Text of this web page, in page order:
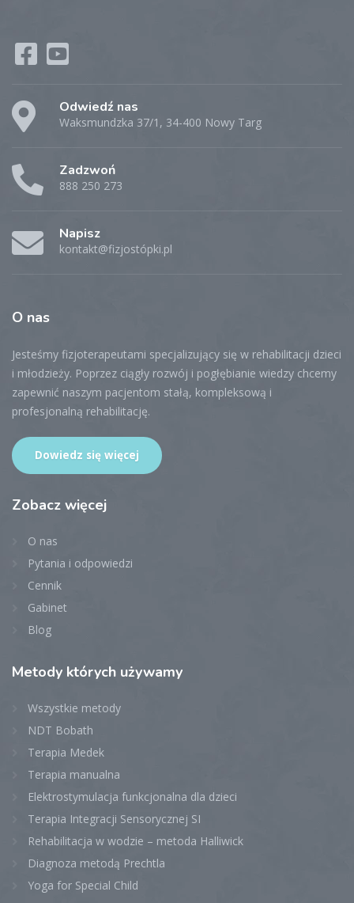
Odwiedź nas
Waksmundzka 37/1, 34-400 Nowy Targ
Zadzwoń
888 250 273
Napisz
kontakt@fizjostópki.pl
O nas
Jesteśmy fizjoterapeutami specjalizujący się w rehabilitacji dzieci
i młodzieży. Poprzez ciągły rozwój i pogłębianie wiedzy chcemy
zapewnić naszym pacjentom stałą, kompleksową i
profesjonalną rehabilitację.
Dowiedz się więcej
Zobacz więcej
O nas
Pytania i odpowiedzi
Cennik
Gabinet
Blog
Metody których używamy
Wszystkie metody
NDT Bobath
Terapia Medek
Terapia manualna
Elektrostymulacja funkcjonalna dla dzieci
Terapia Integracji Sensorycznej SI
Rehabilitacja w wodzie – metoda Halliwick
Diagnoza metodą Prechtla
Yoga for Special Child